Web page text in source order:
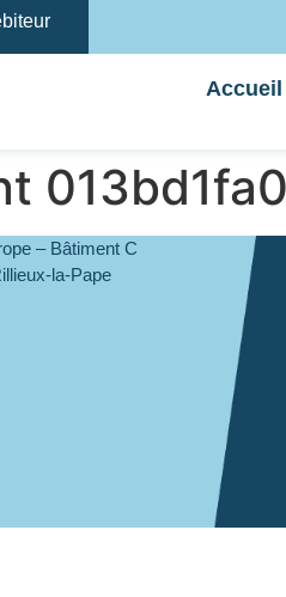
Accueil
– Bâtiment C
la-Pape